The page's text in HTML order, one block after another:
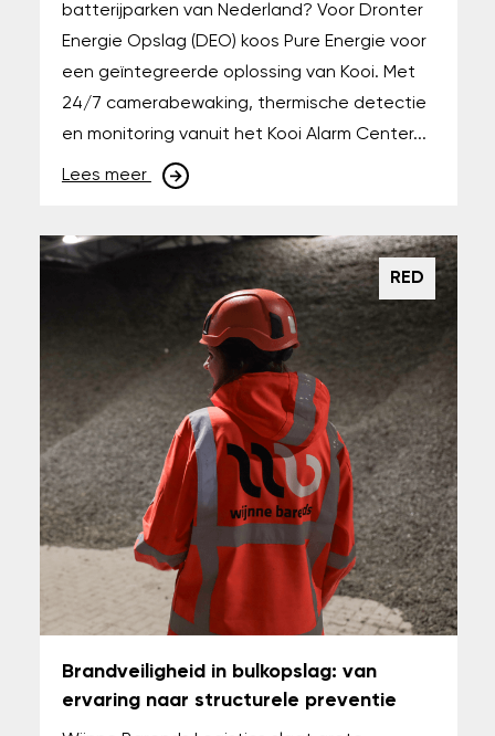
batterijparken van Nederland? Voor Dronter
Energie Opslag (DEO) koos Pure Energie voor
een geïntegreerde oplossing van Kooi. Met
24/7 camerabewaking, thermische detectie
en monitoring vanuit het Kooi Alarm Center...
Lees meer
RED
Brandveiligheid in bulkopslag: van
ervaring naar structurele preventie